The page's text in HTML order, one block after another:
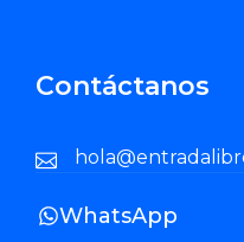
Contáctanos
WhatsApp